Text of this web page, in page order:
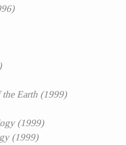
Earth (1999)
(1999)
(1999)